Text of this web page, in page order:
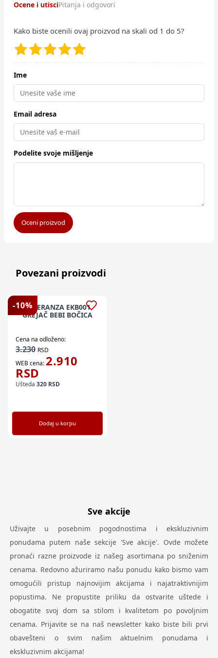
Ocene i utisciPitanja i odgovori
Kako biste ocenili ovaj proizvod na skali od 1 do 5?
Ime
Email adresa
Podelite svoje mišljenje
Oceni proizvod
Povezani proizvodi
-10%
ESPERANZA EKB001
GREJAČ BEBI BOČICA
Cena na odloženo:
3.230 RSD
WEB cena: 2.910
RSD
Ušteda 320 RSD
Dodaj u korpu
Sve akcije
Uživajte u posebnim pogodnostima i ekskluzivnim
ponudama putem naše sekcije 'Sve akcije'. Ovde možete
pronaći razne proizvode iz našeg asortimana po sniženim
cenama. Redovno ažuriramo našu ponudu kako bismo vam
omogućili pristup najnovijim akcijama i najatraktivnijim
popustima. Ne propustite priliku da ostvarite uštede i
obogatite svoj dom sa stilom i kvalitetom po povoljnim
cenama. Prijavite se na naš newsletter kako biste bili prvi
obavešteni o svim našim aktuelnim ponudama i
ekskluzivnim akcijama!